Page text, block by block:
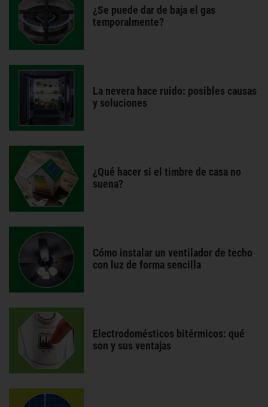
¿Se puede dar de baja el gas
temporalmente?
La nevera hace ruido: posibles causas
y soluciones
¿Qué hacer si el timbre de casa no
suena?
Cómo instalar un ventilador de techo
con luz de forma sencilla
Electrodomésticos bitérmicos: qué
son y sus ventajas